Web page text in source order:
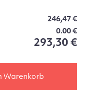
246,47 €
0.00 €
293,30 €
Warenkorb